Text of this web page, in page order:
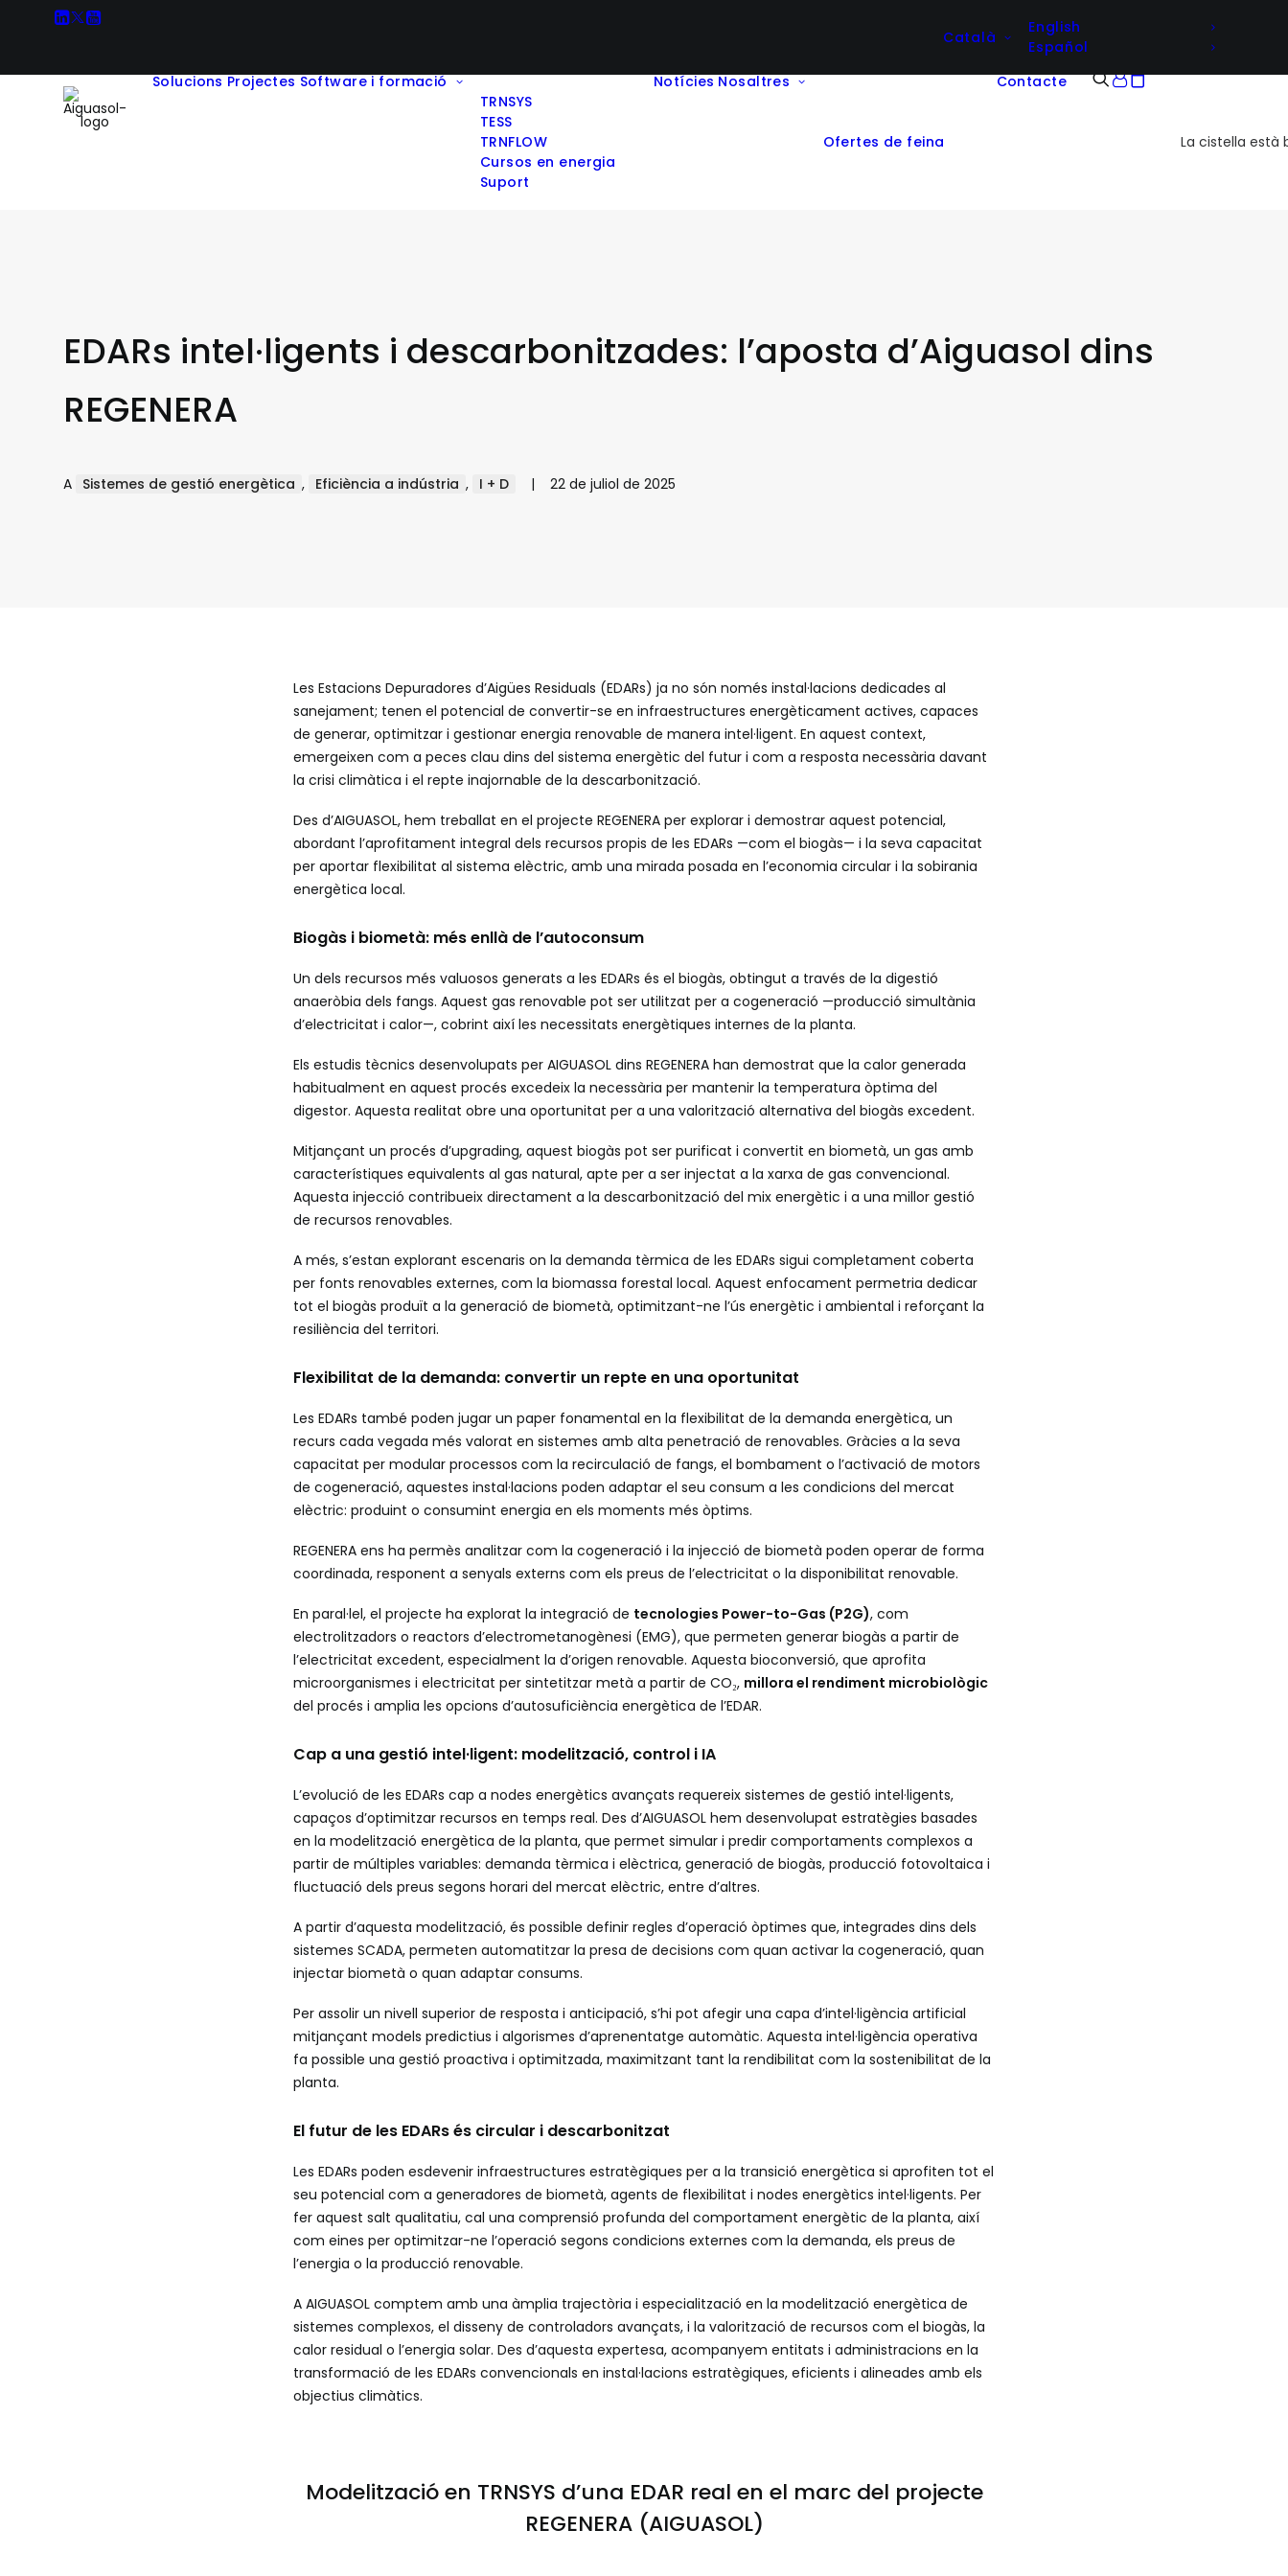
Català
English
Español
Solucions Projectes Software i formació
TRNSYS
TESS
TRNFLOW
Cursos en energia
Suport
Notícies Nosaltres
Ofertes de feina
Contacte
La cistella està
EDARs intel·ligents i descarbonitzades: l’aposta d’Aiguasol dins
REGENERA
A Sistemes de gestió energètica , Eficiència a indústria , I + D | 22 de juliol de 2025
Les Estacions Depuradores d’Aigües Residuals (EDARs) ja no són només instal·lacions dedicades al
sanejament; tenen el potencial de convertir-se en infraestructures energèticament actives, capaces
de generar, optimitzar i gestionar energia renovable de manera intel·ligent. En aquest context,
emergeixen com a peces clau dins del sistema energètic del futur i com a resposta necessària davant
la crisi climàtica i el repte inajornable de la descarbonització.
Des d’AIGUASOL, hem treballat en el projecte REGENERA per explorar i demostrar aquest potencial,
abordant l’aprofitament integral dels recursos propis de les EDARs —com el biogàs— i la seva capacitat
per aportar flexibilitat al sistema elèctric, amb una mirada posada en l’economia circular i la sobirania
energètica local.
Biogàs i biometà: més enllà de l’autoconsum
Un dels recursos més valuosos generats a les EDARs és el biogàs, obtingut a través de la digestió
anaeròbia dels fangs. Aquest gas renovable pot ser utilitzat per a cogeneració —producció simultània
d’electricitat i calor—, cobrint així les necessitats energètiques internes de la planta.
Els estudis tècnics desenvolupats per AIGUASOL dins REGENERA han demostrat que la calor generada
habitualment en aquest procés excedeix la necessària per mantenir la temperatura òptima del
digestor. Aquesta realitat obre una oportunitat per a una valorització alternativa del biogàs excedent.
Mitjançant un procés d’upgrading, aquest biogàs pot ser purificat i convertit en biometà, un gas amb
característiques equivalents al gas natural, apte per a ser injectat a la xarxa de gas convencional.
Aquesta injecció contribueix directament a la descarbonització del mix energètic i a una millor gestió
de recursos renovables.
A més, s’estan explorant escenaris on la demanda tèrmica de les EDARs sigui completament coberta
per fonts renovables externes, com la biomassa forestal local. Aquest enfocament permetria dedicar
tot el biogàs produït a la generació de biometà, optimitzant-ne l’ús energètic i ambiental i reforçant la
resiliència del territori.
Flexibilitat de la demanda: convertir un repte en una oportunitat
Les EDARs també poden jugar un paper fonamental en la flexibilitat de la demanda energètica, un
recurs cada vegada més valorat en sistemes amb alta penetració de renovables. Gràcies a la seva
capacitat per modular processos com la recirculació de fangs, el bombament o l’activació de motors
de cogeneració, aquestes instal·lacions poden adaptar el seu consum a les condicions del mercat
elèctric: produint o consumint energia en els moments més òptims.
REGENERA ens ha permès analitzar com la cogeneració i la injecció de biometà poden operar de forma
coordinada, responent a senyals externs com els preus de l’electricitat o la disponibilitat renovable.
En paral·lel, el projecte ha explorat la integració de tecnologies Power-to-Gas (P2G), com
electrolitzadors o reactors d’electrometanogènesi (EMG), que permeten generar biogàs a partir de
l’electricitat excedent, especialment la d’origen renovable. Aquesta bioconversió, que aprofita
microorganismes i electricitat per sintetitzar metà a partir de CO₂, millora el rendiment microbiològic
del procés i amplia les opcions d’autosuficiència energètica de l’EDAR.
Cap a una gestió intel·ligent: modelització, control i IA
L’evolució de les EDARs cap a nodes energètics avançats requereix sistemes de gestió intel·ligents,
capaços d’optimitzar recursos en temps real. Des d’AIGUASOL hem desenvolupat estratègies basades
en la modelització energètica de la planta, que permet simular i predir comportaments complexos a
partir de múltiples variables: demanda tèrmica i elèctrica, generació de biogàs, producció fotovoltaica i
fluctuació dels preus segons horari del mercat elèctric, entre d’altres.
A partir d’aquesta modelització, és possible definir regles d’operació òptimes que, integrades dins dels
sistemes SCADA, permeten automatitzar la presa de decisions com quan activar la cogeneració, quan
injectar biometà o quan adaptar consums.
Per assolir un nivell superior de resposta i anticipació, s’hi pot afegir una capa d’intel·ligència artificial
mitjançant models predictius i algorismes d’aprenentatge automàtic. Aquesta intel·ligència operativa
fa possible una gestió proactiva i optimitzada, maximitzant tant la rendibilitat com la sostenibilitat de la
planta.
El futur de les EDARs és circular i descarbonitzat
Les EDARs poden esdevenir infraestructures estratègiques per a la transició energètica si aprofiten tot el
seu potencial com a generadores de biometà, agents de flexibilitat i nodes energètics intel·ligents. Per
fer aquest salt qualitatiu, cal una comprensió profunda del comportament energètic de la planta, així
com eines per optimitzar-ne l’operació segons condicions externes com la demanda, els preus de
l’energia o la producció renovable.
A AIGUASOL comptem amb una àmplia trajectòria i especialització en la modelització energètica de
sistemes complexos, el disseny de controladors avançats, i la valorització de recursos com el biogàs, la
calor residual o l’energia solar. Des d’aquesta expertesa, acompanyem entitats i administracions en la
transformació de les EDARs convencionals en instal·lacions estratègiques, eficients i alineades amb els
objectius climàtics.
Modelització en TRNSYS d’una EDAR real en el marc del projecte
REGENERA (AIGUASOL)